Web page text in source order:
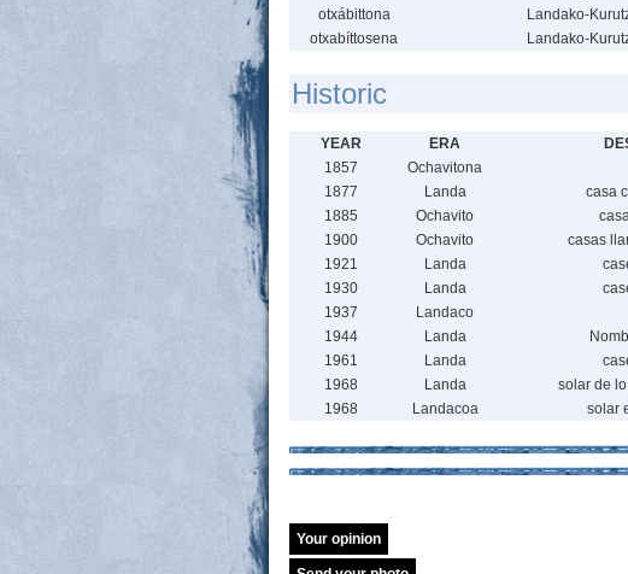
otxábittona
Landako-
otxabíttosena
Landako-
Historic
YEAR ERA
1857
Ochavitona
1877
Landa casa
1885
Ochavito
1900
Ochavito casas
1921
Landa
1930
Landa
1937
Landaco
1944
Landa
1961
Landa
1968
Landa solar de
1968
Landacoa solar
Your opinion